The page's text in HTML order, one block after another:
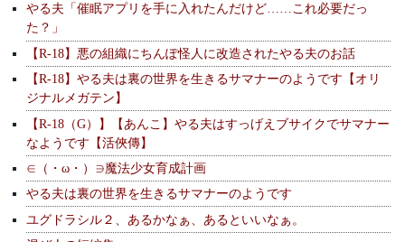
やる夫「催眠アプリを手に入れたんだけど……これ必要だっ
た？」
【R-18】悪の組織にちんぽ怪人に改造されたやる夫のお話
【R-18】やる夫は裏の世界を生きるサマナーのようです【オリ
ジナルメガテン】
【R-18（G）】【あんこ】やる夫はすっげえブサイクでサマナー
なようです【活俠傳】
∈（・ω・）∋魔法少女育成計画
やる夫は裏の世界を生きるサマナーのようです
ユグドラシル２、あるかなぁ、あるといいなぁ。